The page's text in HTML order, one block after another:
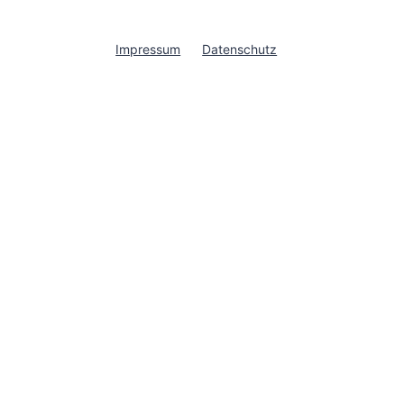
Impressum Datenschutz